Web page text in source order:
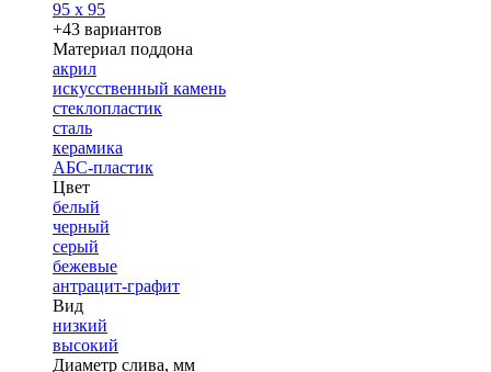
95 x 95
+43 вариантов
Материал поддона
акрил
искусственный камень
стеклопластик
сталь
керамика
АБС-пластик
Цвет
белый
черный
серый
бежевые
антрацит-графит
Вид
низкий
высокий
Диаметр слива, мм